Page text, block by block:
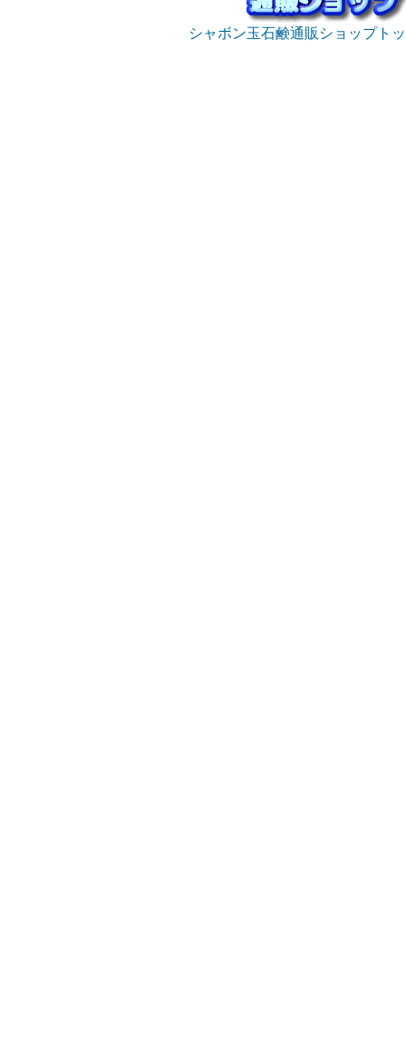
シャボン玉石鹸通販ショップト